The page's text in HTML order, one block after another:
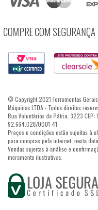
COMPRE COM SEGURANÇA
© Copyright 2021 Ferramentas
Máquinas LTDA - Todos direitos
Rua Voluntários da Pátria, 3223
92.664.028/0001-41
Preços e condições estão sujeitos à
para compras pela internet, nesta
Vendas sujeitas à análise e
meramente ilustrativas.